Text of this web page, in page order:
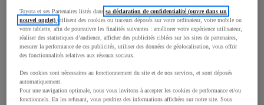
Largeur
1 765mm
Consommation mixte
Toyota et ses Partenaires listés danssa déclaration de confidentialité (ouvre dans un
nouvel onglet)utilisent des cookies ou traceurs déposés sur votre ordinateur, votre mobile ou
votre tablette, afin de poursuivre les finalités suivantes : améliorer votre expérience utilisateur,
réaliser des statistiques d’audience, afficher des publicités ciblées sur les sites de partenaires,
mesurer la performance de ces publicités, utiliser des données de géolocalisation, vous offrir
des fonctionnalités relatives aux réseaux sociaux.
Des cookies sont nécessaires au fonctionnement du site et de nos services, et sont déposés
automatiquement.
Pour une navigation optimale, nous vous invitons à accepter les cookies de performance et/ou
fonctionnels. En les refusant, vous perdriez des informations affichées sur notre site. Sous